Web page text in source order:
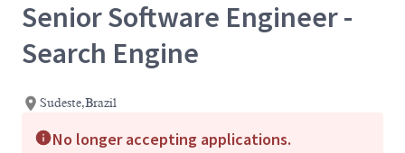
Senior Software Engineer -
Search Engine
Sudeste,Brazil
No longer accepting applications.